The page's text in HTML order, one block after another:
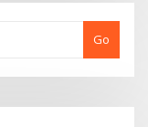
Go